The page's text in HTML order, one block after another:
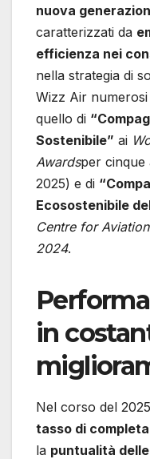
nuova
caratterizzati da
efficienza nei
nella strategia di
Wizz Air
quello di
Sostenibile” ai
Awardsper cinque
2025) e di
Ecosostenibile
Centre for
2024.
in
Nel corso del
tasso di
la puntualità